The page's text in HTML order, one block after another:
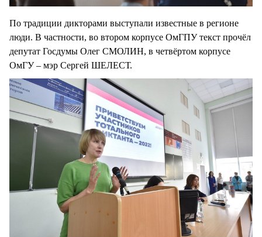
По традиции дикторами выступали известные в регионе
люди. В частности, во втором корпусе ОмГПУ текст прочёл
депутат Госдумы Олег СМОЛИН, в четвёртом корпусе
ОмГУ – мэр Сергей ШЕЛЕСТ.